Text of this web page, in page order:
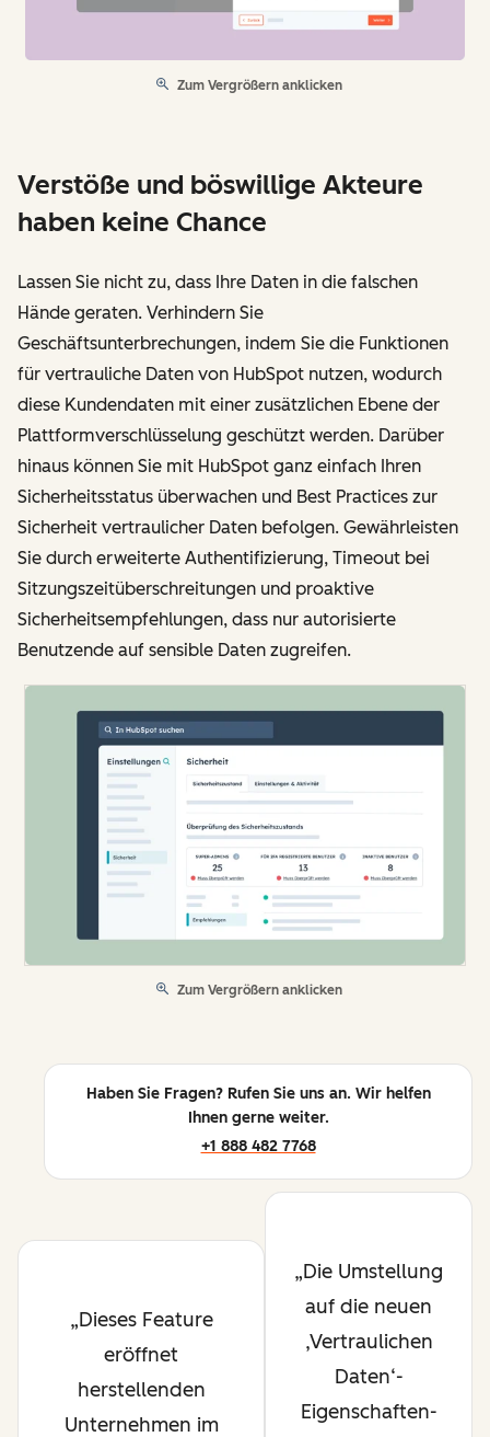
Zum Vergrößern anklicken
Verstöße und böswillige Akteure
haben keine Chance
Lassen Sie nicht zu, dass Ihre Daten in die falschen
Hände geraten. Verhindern Sie
Geschäftsunterbrechungen, indem Sie die Funktionen
für vertrauliche Daten von HubSpot nutzen, wodurch
diese Kundendaten mit einer zusätzlichen Ebene der
Plattformverschlüsselung geschützt werden. Darüber
hinaus können Sie mit HubSpot ganz einfach Ihren
Sicherheitsstatus überwachen und Best Practices zur
Sicherheit vertraulicher Daten befolgen. Gewährleisten
Sie durch erweiterte Authentifizierung, Timeout bei
Sitzungszeitüberschreitungen und proaktive
Sicherheitsempfehlungen, dass nur autorisierte
Benutzende auf sensible Daten zugreifen.
Zum Vergrößern anklicken
Haben Sie Fragen? Rufen Sie uns an. Wir helfen
Ihnen gerne weiter.
+1 888 482 7768
Dieses Feature
eröffnet
herstellenden
Unternehmen im
Die Umstellung
auf die neuen
‚Vertraulichen
Daten‘-
Eigenschaften-